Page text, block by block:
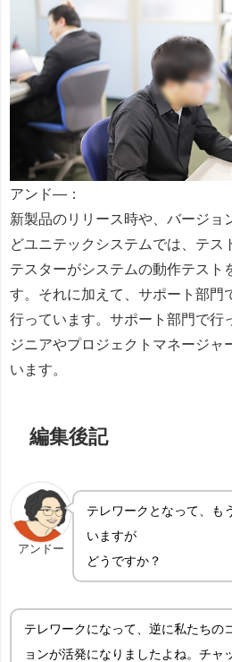
アンド―：
新製品のリリース時や、バージョ
どユニテックシステムでは、テス
テスターがシステムの動作テスト
す。それに加えて、サポート部門
行っています。サポート部門で行
ジニアやプロジェクトマネージャ
います。
編集後記
アンドー
テレワークとなって、も
いますが
どうですか？
テレワークになって、逆に私たちの
ョンが活発になりましたよね。チャ